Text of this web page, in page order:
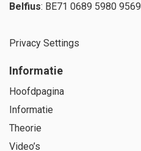
Belfius: BE71 0689 5980 9569
Privacy Settings
Informatie
Hoofdpagina
Informatie
Theorie
Video’s